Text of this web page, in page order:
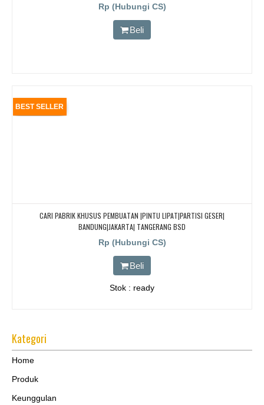
Rp (Hubungi CS)
Beli
BEST SELLER
CARI PABRIK KHUSUS PEMBUATAN |PINTU LIPAT|PARTISI GESER|
BANDUNG|JAKARTA| TANGERANG BSD
Rp (Hubungi CS)
Beli
Stok : ready
Kategori
Home
Produk
Keunggulan